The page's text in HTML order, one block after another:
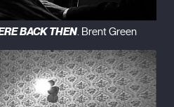
BACK THEN. Brent Green